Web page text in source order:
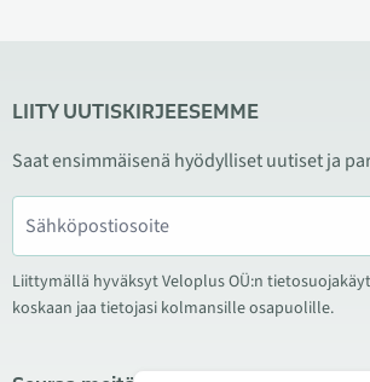
LIITY UUTISKIRJEESEMME
Saat ensimmäisenä hyödylliset uutiset ja
Liittymällä hyväksyt Veloplus OÜ:n
koskaan jaa tietojasi kolmansille osapuolille.